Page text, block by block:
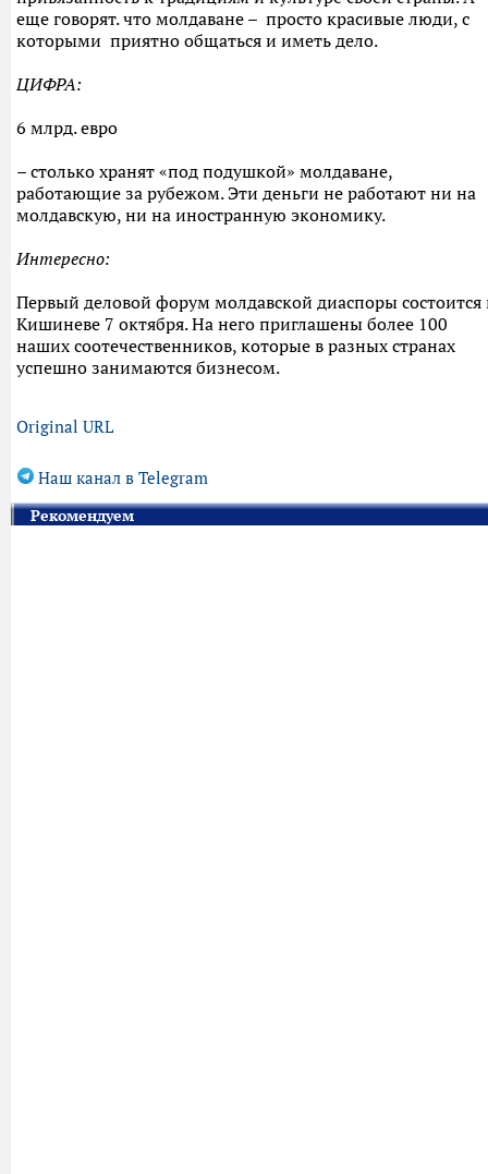
еще говорят. что молдаване – просто красивые люди, с
которыми приятно общаться и иметь дело.
ЦИФРА:
6 млрд. евро
– столько хранят «под подушкой» молдаване,
работающие за рубежом. Эти деньги не работают ни на
молдавскую, ни на иностранную экономику.
Интересно:
Первый деловой форум молдавской диаспоры состоится
Кишиневе 7 октября. На него приглашены более 100
наших соотечественников, которые в разных странах
успешно занимаются бизнесом.
Original URL
Наш канал в Telegram
Рекомендуем